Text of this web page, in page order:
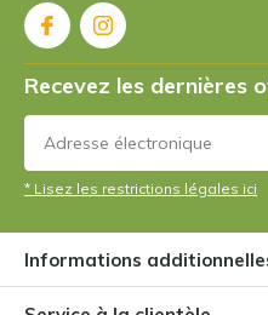
Recevez les dernières
* Lisez les restrictions légales ici
Informations